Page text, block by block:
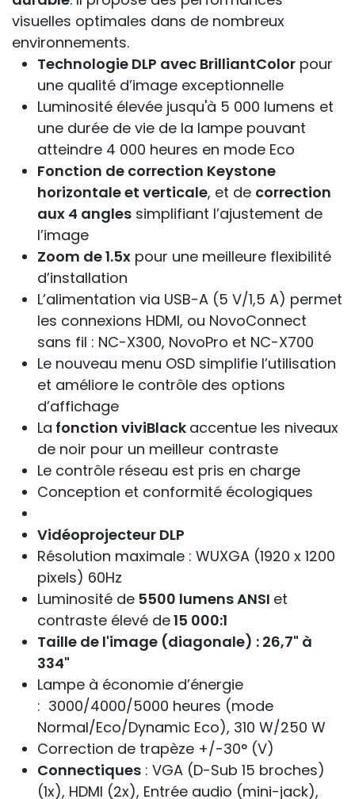
visuelles optimales dans de nombreux
environnements.
Technologie DLP avec BrilliantColor pour
une qualité d’image exceptionnelle
Luminosité élevée jusqu'à 5 000 lumens et
une durée de vie de la lampe pouvant
atteindre 4 000 heures en mode Eco
Fonction de correction Keystone
horizontale et verticale, et de correction
aux 4 angles simplifiant l’ajustement de
l’image
Zoom de 1.5x pour une meilleure flexibilité
d’installation
L’alimentation via USB-A (5 V/1,5 A) permet
les connexions HDMI, ou NovoConnect
sans fil : NC-X300, NovoPro et NC-X700
Le nouveau menu OSD simplifie l’utilisation
et améliore le contrôle des options
d’affichage
La fonction viviBlack accentue les niveaux
de noir pour un meilleur contraste
Le contrôle réseau est pris en charge
Conception et conformité écologiques
Vidéoprojecteur DLP
Résolution maximale : WUXGA (1920 x 1200
pixels) 60Hz
Luminosité de 5500 lumens ANSI et
contraste élevé de15 000:1
Taille de l'image (diagonale) : 26,7" à
334"
Lampe à économie d’énergie
: 3000/4000/5000 heures (mode
Normal/Eco/Dynamic Eco), 310 W/250 W
Correction de trapèze +/-30° (V)
Connectiques : VGA (D-Sub 15 broches)
(1x), HDMI (2x), Entrée audio (mini-jack),